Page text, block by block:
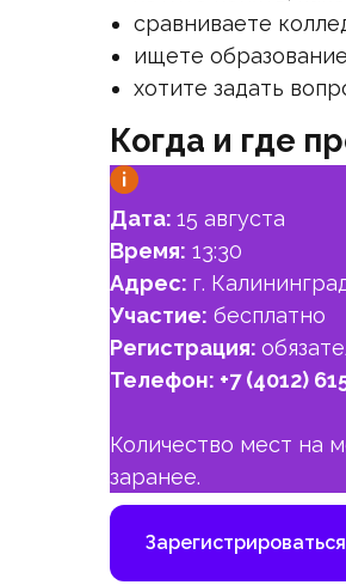
сравниваете
ищете
хотите задать
Когда и где
Дата: 15 августа
Время: 13:30
Адрес: г.
Участие: бесплатно
Регистрация:
Телефон: +7 (4012)
Количество мест на
заранее.